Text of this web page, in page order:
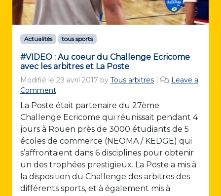
Actualités tous sports
#VIDEO : Au coeur du Challenge Ecricome
avec les arbitres et La Poste
Modifié le 29 avril 2017 by Tous arbitres |
Leave a
Comment
La Poste était partenaire du 27ème
Challenge Ecricome qui réunissait pendant 4
jours à Rouen près de 3000 étudiants de 5
écoles de commerce (NEOMA / KEDGE) qui
s’affrontaient dans 6 disciplines pour obtenir
un des trophées prestigieux. La Poste a mis à
la disposition du Challenge des arbitres des
différents sports, et à également mis à